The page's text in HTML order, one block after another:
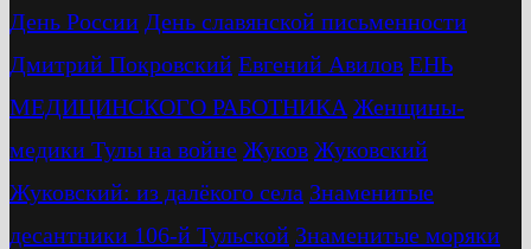
День России День славянской письменности
Дмитрий Покровский Евгений Авилов ЕНЬ
МЕДИЦИНСКОГО РАБОТНИКА Женщины-
медики Тулы на войне Жуков Жуковский
Жуковский: из далёкого села Знаменитые
десантники 106-й Тульской Знаменитые моряки